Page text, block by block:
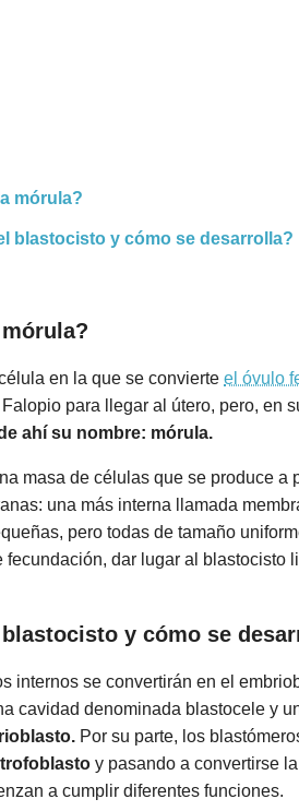
mórula?
blastocisto y cómo se desarrolla?
en la que se convierte el óvulo
Falopio para llegar al útero, pero, en
ahí su nombre: mórula.
masa de células que se produce a
una más interna llamada
pero todas de tamaño
fecundación, dar lugar al blastocisto
y cómo se
internos se convertirán en el
cavidad denominada blastocele y
Por su parte, los
trofoblasto y pasando a convertirse
a cumplir diferentes funciones.